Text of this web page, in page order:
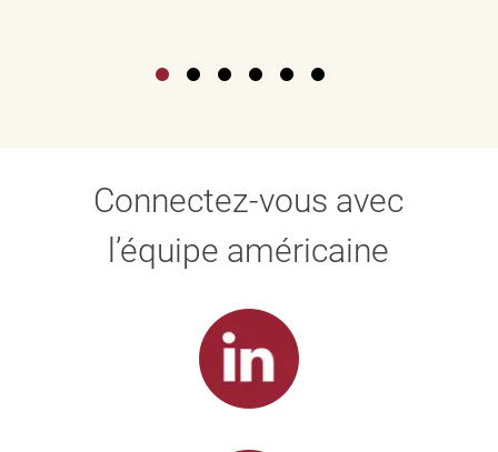
Connectez-vous avec
l’équipe américaine